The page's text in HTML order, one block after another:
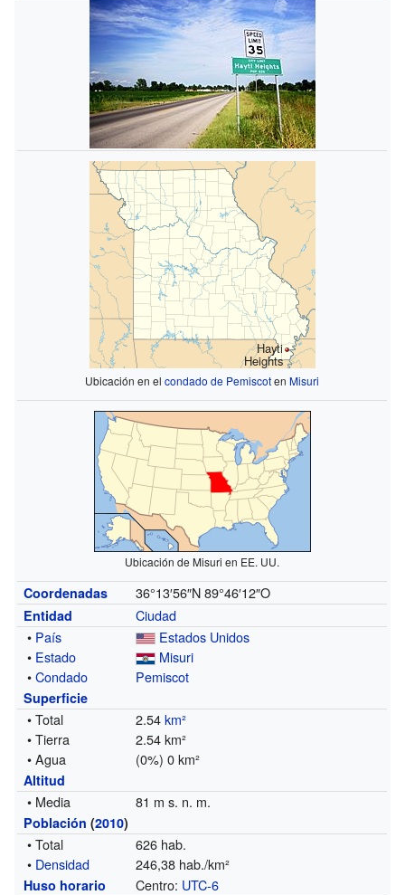
Hayti
Heights
Ubicación en elcondado de PemiscotenMisuri
Ubicación de Misuri en EE. UU.
Coordenadas 36°13′56″N 89°46′12″O
Entidad
Ciudad
• País
Estados Unidos
• Estado
Misuri
•Condado Pemiscot
Superficie
• Total 2.54km²
• Tierra
2.54 km²
• Agua
(0%) 0 km²
Altitud
• Media 81 m s. n. m.
Población (2010)
• Total
626 hab.
• Densidad 246,38 hab./km²
Huso horario Centro: UTC-6